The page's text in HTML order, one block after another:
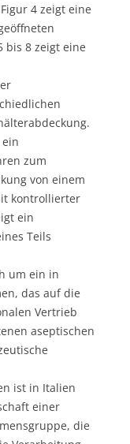
4 zeigt eine
bis 8 zeigt eine
zum
von einem
kontrollierter
ein
Teils
um ein in
das auf die
Vertrieb
aseptischen
ist in Italien
einer
die